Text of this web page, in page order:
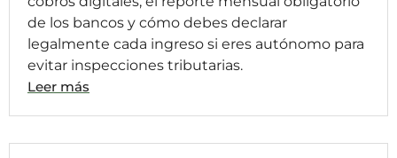
de los bancos y cómo debes declarar
legalmente cada ingreso si eres autónomo para
evitar inspecciones tributarias.
Leer más